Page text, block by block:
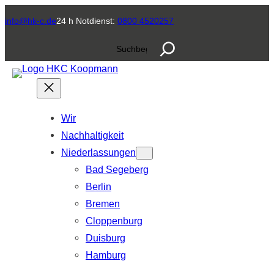
info@hk-c.de24 h Notdienst: 0800 4520257
S
u
n
Wir
Nachhaltigkeit
Niederlassungen
Bad Segeberg
Berlin
Bremen
Cloppenburg
Duisburg
Hamburg